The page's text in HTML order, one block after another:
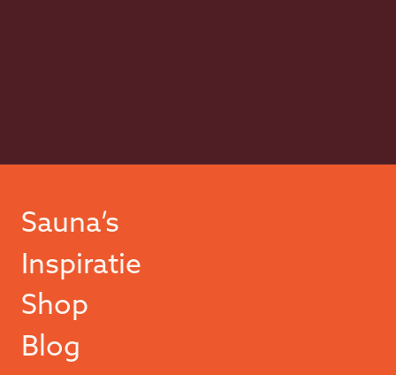
Sauna’s
Inspiratie
Shop
Blog